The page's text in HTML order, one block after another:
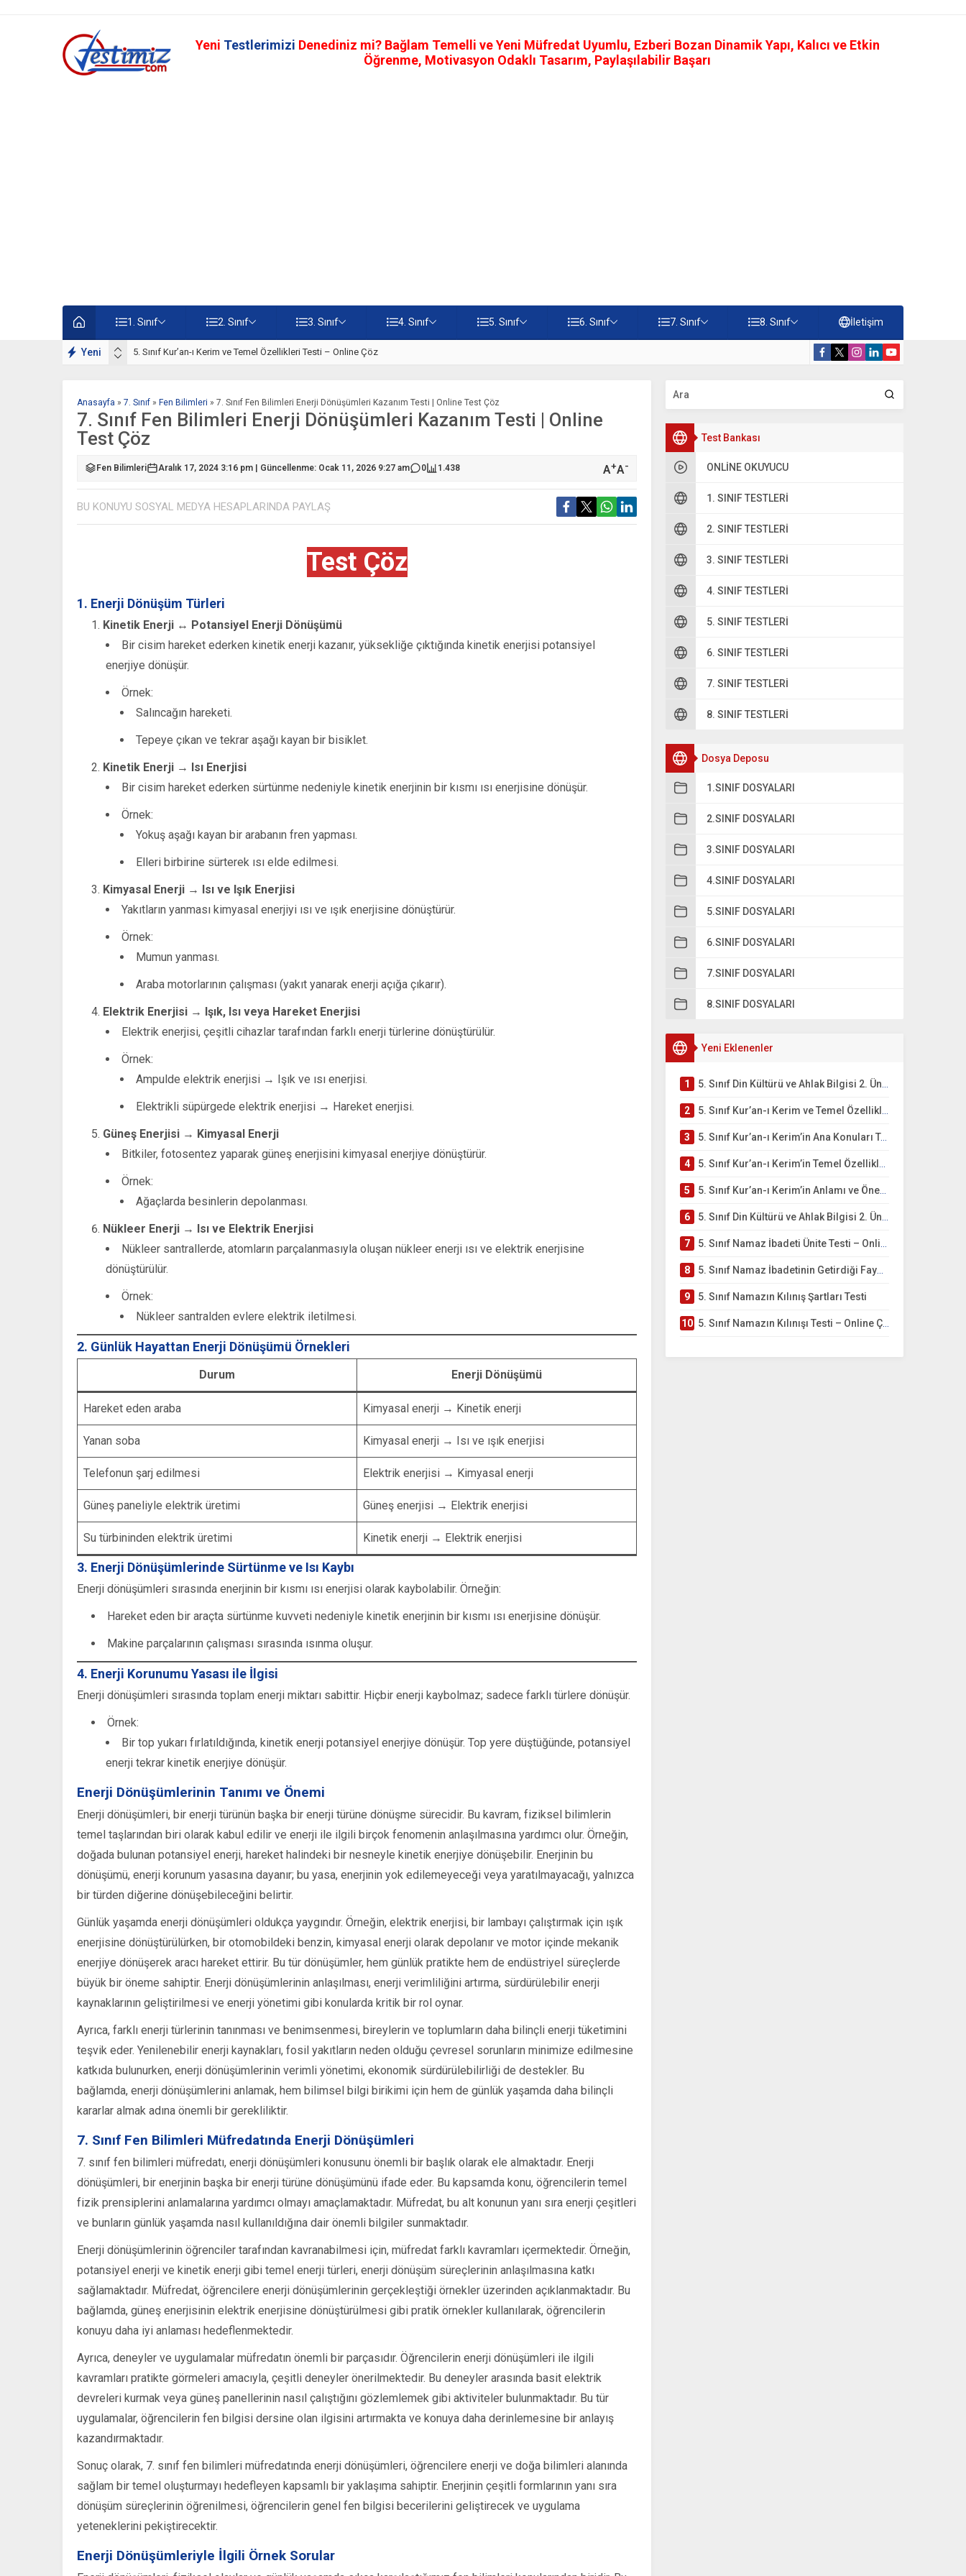
Yeni Testlerimizi Denediniz mi? Bağlam Temelli ve Yeni Müfredat Uyumlu, Ezberi Bozan Dinamik Yapı, Kalıcı ve Etkin
Öğrenme, Motivasyon Odaklı Tasarım, Paylaşılabilir Başarı
1. Sınıf 2. Sınıf 3. Sınıf 4. Sınıf 5. Sınıf 6. Sınıf 7. Sınıf 8. Sınıf İletişim
Yeni 5. Sınıf Kur’an-ı Kerim ve Temel Özellikleri Testi – Online Çöz
Test Bankası
ONLINE OKUYUCU
1. SINIF TESTLERI
2. SINIF TESTLERI
3. SINIF TESTLERI
4. SINIF TESTLERI
5. SINIF TESTLERI
6. SINIF TESTLERI
7. SINIF TESTLERI
8. SINIF TESTLERI
Dosya Deposu
1.SINIF DOSYALARI
2.SINIF DOSYALARI
3.SINIF DOSYALARI
4.SINIF DOSYALARI
5.SINIF DOSYALARI
6.SINIF DOSYALARI
7.SINIF DOSYALARI
8.SINIF DOSYALARI
Yeni Eklenenler
1 5. Sınıf Din Kültürü ve Ahlak Bilgisi 2. Ünite: Kur’an-ı Kerim Çalışmaları
2 5. Sınıf Kur’an-ı Kerim ve Temel Özellikleri Testi – Online Çöz
3 5. Sınıf Kur’an-ı Kerim’in Ana Konuları Testi – Online Çöz
4 5. Sınıf Kur’an-ı Kerim’in Temel Özellikleri ve Önemi Testi – Online Çöz
5 5. Sınıf Kur’an-ı Kerim’in Anlamı ve Önemi Testi – Online Çöz
6 5. Sınıf Din Kültürü ve Ahlak Bilgisi 2. Ünite: Namaz İbadeti Çalışmaları
7 5. Sınıf Namaz İbadeti Ünite Testi – Online Çöz
8 5. Sınıf Namaz İbadetinin Getirdiği Faydalar Testi
9 5. Sınıf Namazın Kılınış Şartları Testi
10 5. Sınıf Namazın Kılınışı Testi – Online Çöz
Anasayfa » 7. Sınıf » Fen Bilimleri » 7. Sınıf Fen Bilimleri Enerji Dönüşümleri Kazanım Testi | Online Test Çöz
7. Sınıf Fen Bilimleri Enerji Dönüşümleri Kazanım Testi | Online
Test Çöz
Fen Bilimleri Aralık 17, 2024 3:16 pm | Güncellenme: Ocak 11, 2026 9:27 am 0 1.438 A+A-
BU KONUYU SOSYAL MEDYA HESAPLARINDA PAYLAŞ
Test Çöz
1. Enerji Dönüşüm Türleri
Kinetik Enerji ↔ Potansiyel Enerji Dönüşümü
Bir cisim hareket ederken kinetik enerji kazanır, yüksekliğe çıktığında kinetik enerjisi potansiyel
enerjiye dönüşür.
Örnek:
Salıncağın hareketi.
Tepeye çıkan ve tekrar aşağı kayan bir bisiklet.
Kinetik Enerji → Isı Enerjisi
Bir cisim hareket ederken sürtünme nedeniyle kinetik enerjinin bir kısmı ısı enerjisine dönüşür.
Örnek:
Yokuş aşağı kayan bir arabanın fren yapması.
Elleri birbirine sürterek ısı elde edilmesi.
Kimyasal Enerji → Isı ve Işık Enerjisi
Yakıtların yanması kimyasal enerjiyi ısı ve ışık enerjisine dönüştürür.
Örnek:
Mumun yanması.
Araba motorlarının çalışması (yakıt yanarak enerji açığa çıkarır).
Elektrik Enerjisi → Işık, Isı veya Hareket Enerjisi
Elektrik enerjisi, çeşitli cihazlar tarafından farklı enerji türlerine dönüştürülür.
Örnek:
Ampulde elektrik enerjisi → Işık ve ısı enerjisi.
Elektrikli süpürgede elektrik enerjisi → Hareket enerjisi.
Güneş Enerjisi → Kimyasal Enerji
Bitkiler, fotosentez yaparak güneş enerjisini kimyasal enerjiye dönüştürür.
Örnek:
Ağaçlarda besinlerin depolanması.
Nükleer Enerji → Isı ve Elektrik Enerjisi
Nükleer santrallerde, atomların parçalanmasıyla oluşan nükleer enerji ısı ve elektrik enerjisine
dönüştürülür.
Örnek:
Nükleer santralden evlere elektrik iletilmesi.
2. Günlük Hayattan Enerji Dönüşümü Örnekleri
Durum Enerji Dönüşümü
Hareket eden araba Kimyasal enerji → Kinetik enerji
Yanan soba Kimyasal enerji → Isı ve ışık enerjisi
Telefonun şarj edilmesi Elektrik enerjisi → Kimyasal enerji
Güneş paneliyle elektrik üretimi Güneş enerjisi → Elektrik enerjisi
Su türbininden elektrik üretimi Kinetik enerji → Elektrik enerjisi
3. Enerji Dönüşümlerinde Sürtünme ve Isı Kaybı
Enerji dönüşümleri sırasında enerjinin bir kısmı ısı enerjisi olarak kaybolabilir. Örneğin:
Hareket eden bir araçta sürtünme kuvveti nedeniyle kinetik enerjinin bir kısmı ısı enerjisine dönüşür.
Makine parçalarının çalışması sırasında ısınma oluşur.
4. Enerji Korunumu Yasası ile İlgisi
Enerji dönüşümleri sırasında toplam enerji miktarı sabittir. Hiçbir enerji kaybolmaz; sadece farklı türlere dönüşür.
Örnek:
Bir top yukarı fırlatıldığında, kinetik enerji potansiyel enerjiye dönüşür. Top yere düştüğünde, potansiyel
enerji tekrar kinetik enerjiye dönüşür.
Enerji Dönüşümlerinin Tanımı ve Önemi
Enerji dönüşümleri, bir enerji türünün başka bir enerji türüne dönüşme sürecidir. Bu kavram, fiziksel bilimlerin
temel taşlarından biri olarak kabul edilir ve enerji ile ilgili birçok fenomenin anlaşılmasına yardımcı olur. Örneğin,
doğada bulunan potansiyel enerji, hareket halindeki bir nesneyle kinetik enerjiye dönüşebilir. Enerjinin bu
dönüşümü, enerji korunum yasasına dayanır; bu yasa, enerjinin yok edilemeyeceği veya yaratılmayacağı, yalnızca
bir türden diğerine dönüşebileceğini belirtir.
Günlük yaşamda enerji dönüşümleri oldukça yaygındır. Örneğin, elektrik enerjisi, bir lambayı çalıştırmak için ışık
enerjisine dönüştürülürken, bir otomobildeki benzin, kimyasal enerji olarak depolanır ve motor içinde mekanik
enerjiye dönüşerek aracı hareket ettirir. Bu tür dönüşümler, hem günlük pratikte hem de endüstriyel süreçlerde
büyük bir öneme sahiptir. Enerji dönüşümlerinin anlaşılması, enerji verimliliğini artırma, sürdürülebilir enerji
kaynaklarının geliştirilmesi ve enerji yönetimi gibi konularda kritik bir rol oynar.
Ayrıca, farklı enerji türlerinin tanınması ve benimsenmesi, bireylerin ve toplumların daha bilinçli enerji tüketimini
teşvik eder. Yenilenebilir enerji kaynakları, fosil yakıtların neden olduğu çevresel sorunların minimize edilmesine
katkıda bulunurken, enerji dönüşümlerinin verimli yönetimi, ekonomik sürdürülebilirliği de destekler. Bu
bağlamda, enerji dönüşümlerini anlamak, hem bilimsel bilgi birikimi için hem de günlük yaşamda daha bilinçli
kararlar almak adına önemli bir gerekliliktir.
7. Sınıf Fen Bilimleri Müfredatında Enerji Dönüşümleri
7. sınıf fen bilimleri müfredatı, enerji dönüşümleri konusunu önemli bir başlık olarak ele almaktadır. Enerji
dönüşümleri, bir enerjinin başka bir enerji türüne dönüşümünü ifade eder. Bu kapsamda konu, öğrencilerin temel
fizik prensiplerini anlamalarına yardımcı olmayı amaçlamaktadır. Müfredat, bu alt konunun yanı sıra enerji çeşitleri
ve bunların günlük yaşamda nasıl kullanıldığına dair önemli bilgiler sunmaktadır.
Enerji dönüşümlerinin öğrenciler tarafından kavranabilmesi için, müfredat farklı kavramları içermektedir. Örneğin,
potansiyel enerji ve kinetik enerji gibi temel enerji türleri, enerji dönüşüm süreçlerinin anlaşılmasına katkı
sağlamaktadır. Müfredat, öğrencilere enerji dönüşümlerinin gerçekleştiği örnekler üzerinden açıklanmaktadır. Bu
bağlamda, güneş enerjisinin elektrik enerjisine dönüştürülmesi gibi pratik örnekler kullanılarak, öğrencilerin
konuyu daha iyi anlaması hedeflenmektedir.
Ayrıca, deneyler ve uygulamalar müfredatın önemli bir parçasıdır. Öğrencilerin enerji dönüşümleri ile ilgili
kavramları pratikte görmeleri amacıyla, çeşitli deneyler önerilmektedir. Bu deneyler arasında basit elektrik
devreleri kurmak veya güneş panellerinin nasıl çalıştığını gözlemlemek gibi aktiviteler bulunmaktadır. Bu tür
uygulamalar, öğrencilerin fen bilgisi dersine olan ilgisini artırmakta ve konuya daha derinlemesine bir anlayış
kazandırmaktadır.
Sonuç olarak, 7. sınıf fen bilimleri müfredatında enerji dönüşümleri, öğrencilere enerji ve doğa bilimleri alanında
sağlam bir temel oluşturmayı hedefleyen kapsamlı bir yaklaşıma sahiptir. Enerjinin çeşitli formlarının yanı sıra
dönüşüm süreçlerinin öğrenilmesi, öğrencilerin genel fen bilgisi becerilerini geliştirecek ve uygulama
yeteneklerini pekiştirecektir.
Enerji Dönüşümleriyle İlgili Örnek Sorular